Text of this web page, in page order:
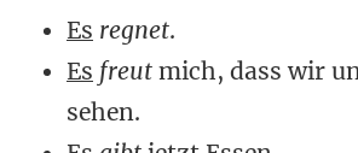
Es regnet.
Es freut mich, dass wir
sehen.